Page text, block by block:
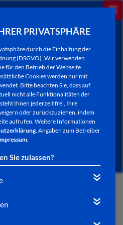
PRIVATSPHÄRE
durch die Einhaltung der
(DSGVO). Wir verwenden
für den Betrieb der Webseite
Cookies werden nur mit
Bitte beachten Sie, dass auf
nicht alle Funktionalitäten der
Ihnen jederzeit frei, Ihre
oder zurückzuziehen, indem
aufrufen. Weitere Informationen
. Angaben zum Betreiber
.
Sie zulassen?